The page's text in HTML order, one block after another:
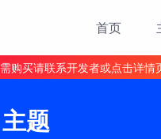
首页
买请联系开发者或点击详情
题